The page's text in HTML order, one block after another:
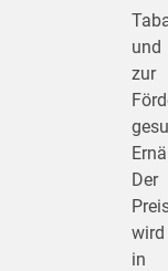
und
zur
Der
wird
in